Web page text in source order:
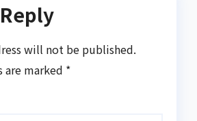
will not be published.
are marked *